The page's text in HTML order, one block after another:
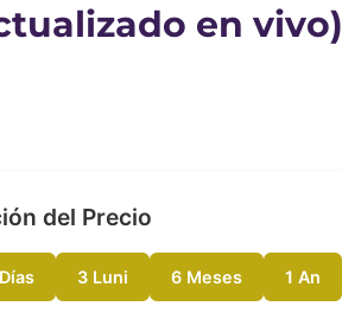
en vivo)
del Precio
3 Luni 6 Meses 1 An